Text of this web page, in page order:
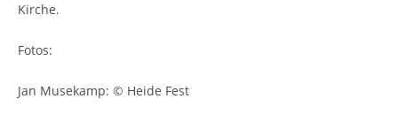
Kirche.
Fotos:
Jan Musekamp: © Heide Fest